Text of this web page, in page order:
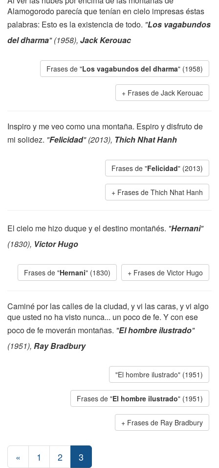
Alamogorodo parecía que tenían en cielo impresas éstas
palabras: Esto es la existencia de todo. "Los vagabundos
del dharma" (1958), Jack Kerouac
Frases de "Los vagabundos del dharma" (1958)
Frases de Jack Kerouac
Inspiro y me veo como una montaña. Espiro y disfruto de
mi solidez. "Felicidad" (2013), Thich Nhat Hanh
Frases de "Felicidad" (2013)
Frases de Thich Nhat Hanh
El cielo me hizo duque y el destino montañés. "Hernani"
(1830), Victor Hugo
Frases de "Hernani" (1830) Frases de Victor Hugo
Caminé por las calles de la ciudad, y vi las caras, y vi algo
que usted no ha visto nunca... un poco de fe. Y con ese
poco de fe moverán montañas. "El hombre ilustrado"
(1951), Ray Bradbury
"El hombre ilustrado" (1951)
Frases de "El hombre ilustrado" (1951)
Frases de Ray Bradbury
« 1 2 3